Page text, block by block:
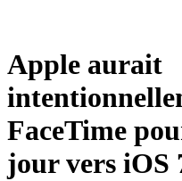
Apple aurait
FaceTime
jour vers iOS